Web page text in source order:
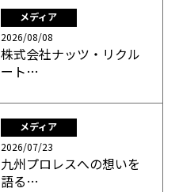
メディア
2026/08/08
株式会社ナッツ・リクル
ート…
メディア
2026/07/23
九州プロレスへの想いを
語る…